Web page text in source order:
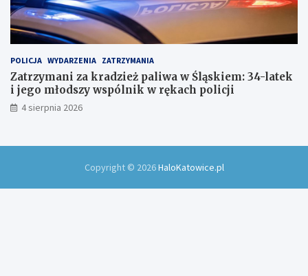
POLICJA WYDARZENIA ZATRZYMANIA
Zatrzymani za kradzież paliwa w Śląskiem: 34-latek
i jego młodszy wspólnik w rękach policji
4 sierpnia 2026
Copyright © 2026HaloKatowice.pl